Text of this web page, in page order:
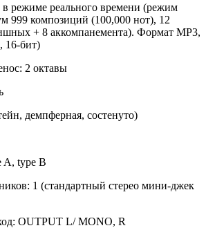
в режиме реального времени (режим
999 композиций (100,000 нот), 12
+ 8 аккомпанемента). Формат MP3,
16-бит)
2 октавы
демпферная, состенуто)
A, type B
1 (стандартный стерео мини-джек
OUTPUT L/ MONO, R